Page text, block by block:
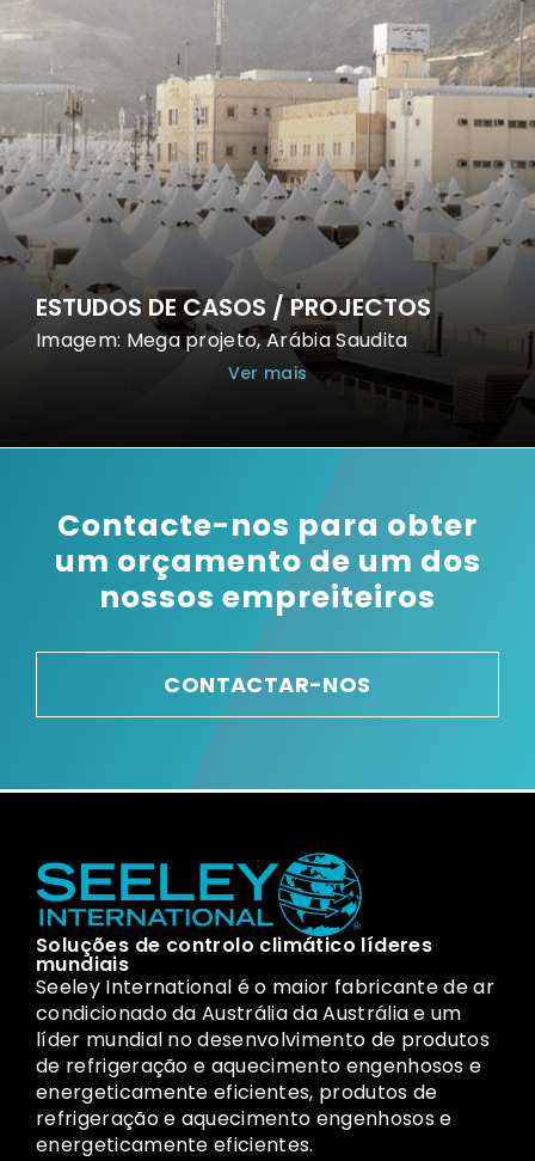
ESTUDOS DE CASOS / PROJECTOS
Imagem: Mega projeto, Arábia Saudita
Ver mais
Contacte-nos para obter
um orçamento de um dos
nossos empreiteiros
CONTACTAR-NOS
Soluções de controlo climático líderes
mundiais
Seeley International é o maior fabricante de ar
condicionado da Austrália da Austrália e um
líder mundial no desenvolvimento de produtos
de refrigeração e aquecimento engenhosos e
energeticamente eficientes, produtos de
refrigeração e aquecimento engenhosos e
energeticamente eficientes.